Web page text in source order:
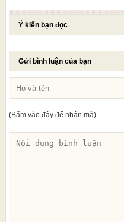
Ý kiến bạn đọc
Gửi bình luận của bạn
(Bấm vào đây để nhận mã)